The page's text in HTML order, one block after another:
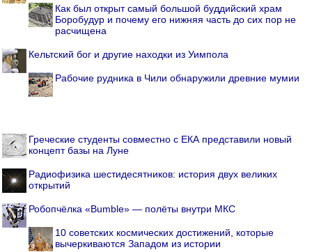
Как был открыт самый большой буддийский храм
Боробудур и почему его нижняя часть до сих пор не
расчищена
Кельтский бог и другие находки из Уимпола
Рабочие рудника в Чили обнаружили древние мумии
Греческие студенты совместно с ЕКА представили новый
концепт базы на Луне
Радиофизика шестидесятников: история двух великих
открытий
Робопчёлка «Bumble» — полёты внутри МКС
10 советских космических достижений, которые
вычеркиваются Западом из истории